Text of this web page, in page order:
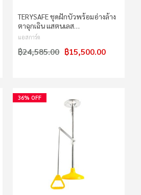
TERYSAFE ชุดฝักบัวพร้อมอ่างล้าง
ตาฉุกเฉิน แสตนเลส…
แอสการ์ด
฿15,500.00
฿24,585.00
36% OFF